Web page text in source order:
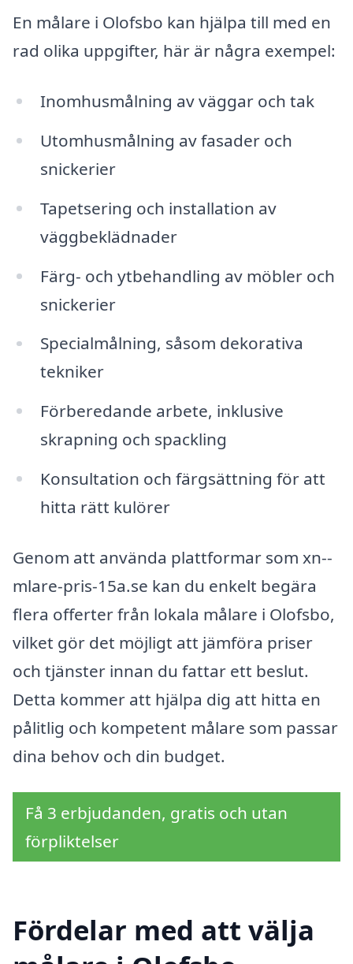
En målare i Olofsbo kan hjälpa till med en
rad olika uppgifter, här är några exempel:
Inomhusmålning av väggar och tak
Utomhusmålning av fasader och
snickerier
Tapetsering och installation av
väggbeklädnader
Färg- och ytbehandling av möbler och
snickerier
Specialmålning, såsom dekorativa
tekniker
Förberedande arbete, inklusive
skrapning och spackling
Konsultation och färgsättning för att
hitta rätt kulörer
Genom att använda plattformar som xn--
mlare-pris-15a.se kan du enkelt begära
flera offerter från lokala målare i Olofsbo,
vilket gör det möjligt att jämföra priser
och tjänster innan du fattar ett beslut.
Detta kommer att hjälpa dig att hitta en
pålitlig och kompetent målare som passar
dina behov och din budget.
Få 3 erbjudanden, gratis och utan
förpliktelser
Fördelar med att välja